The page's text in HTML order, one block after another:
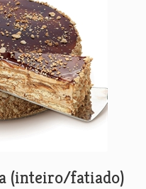
(inteiro/fatiado)